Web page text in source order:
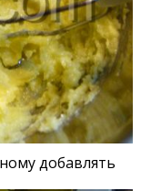
добавлять